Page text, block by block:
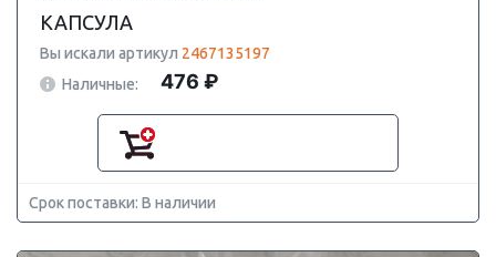
КАПСУЛА
Вы искали артикул 2467135197
Наличные:
476 ₽
Срок поставки: В наличии